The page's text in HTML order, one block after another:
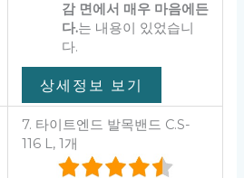
감 면에서 매우 마음에든
다.는 내용이 있었습니
다.
상세정보 보기
7. 타이트엔드 발목밴드 C.S-
116 L, 1개